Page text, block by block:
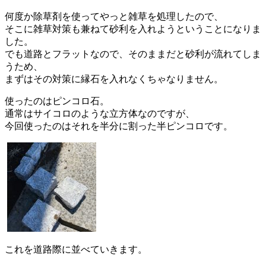
何度か除草剤を使ってやっと雑草を処理したので、
そこに雑草対策も兼ねて砂利を入れようということになりま
した。
でも道路とフラットなので、そのままだと砂利が流れてしま
うため、
まずはその対策に縁石を入れなくちゃなりません。
使ったのはピンコロ石。
通常はサイコロのような立方体なのですが、
今回使ったのはそれを半分に割った半ピンコロです。
これを道路際に並べていきます。